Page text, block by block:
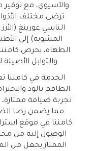
والآسيوي، مع
ترضي مختلف
الناسي غورينغ
المشوية) إلى
الطهاة، يحرص
والتوابل
الخدمة في كامننا
الطاقم بالود
تجربة ضيافة
مما يضمن رضا
كامننا في موقع
الوصول إليه من
الممتاز يجعل من